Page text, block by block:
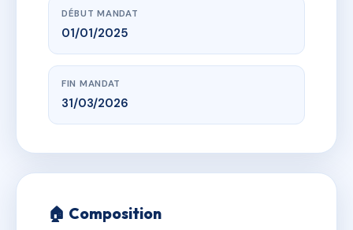
DÉBUT MANDAT
01/01/2025
FIN MANDAT
31/03/2026
🏠 Composition